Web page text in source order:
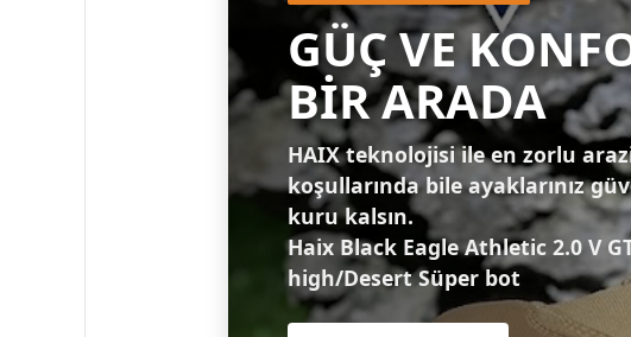
GÜÇ VE
BİR ARADA
HAIX teknolojisi ile en zorlu
koşullarında bile ayaklarınız
kuru kalsın.
Haix Black Eagle Athletic 2.0 V
high/Desert Süper bot